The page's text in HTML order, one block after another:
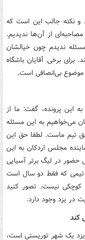
و نکته جالب این است که
از آن‌ها ندیدیم.
ندیدم چون خیالشان
برای برخی آقایان باشگاه
موضوع بی‌انصافی است.
این پرونده، گفت: ما از
می‌خواهیم به این مسئله
تیم ماست. لطفا حق این
مجلس اردکان به این
حضور در لیگ برتر آسیایی
تیمی که فقط دو سال است
کوچکی نیست. تصور کنید
در یزد وجود دارد.
کند
یزد یک شهر توریستی است،